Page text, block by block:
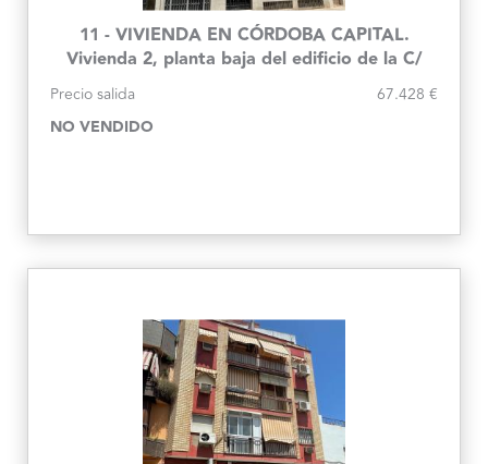
11 - VIVIENDA EN CÓRDOBA CAPITAL.
Vivienda 2, planta baja del edificio de la C/
Precio salida 67.428 €
NO VENDIDO